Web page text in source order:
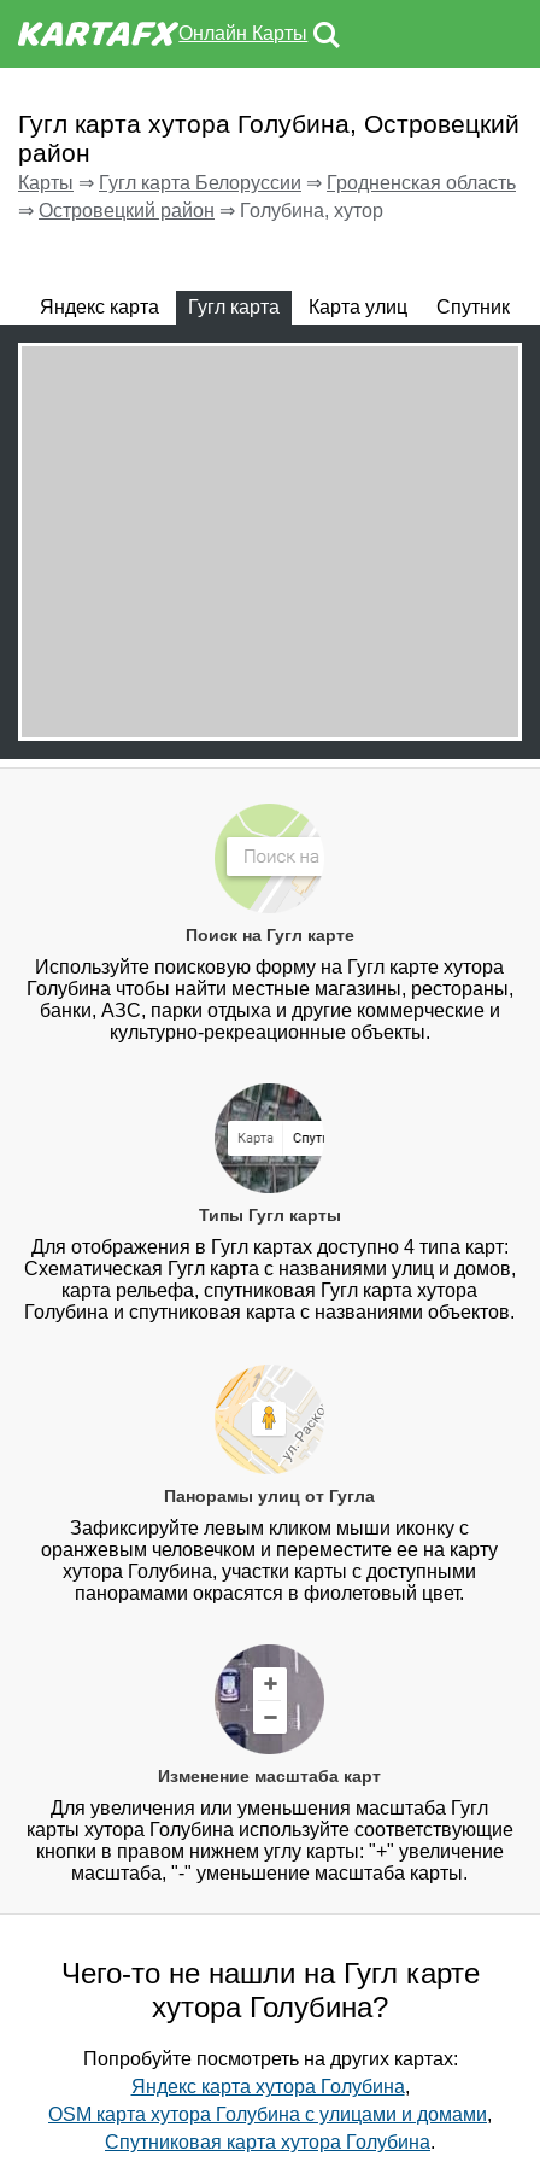
Онлайн Карты
Гугл карта хутора Голубина, Островецкий
район
Карты ⇒ Гугл карта Белоруссии ⇒ Гродненская область
⇒ Островецкий район ⇒ Голубина, хутор
Яндекс карта Гугл карта Карта улиц Спутник
Поиск на Гугл карте
Используйте поисковую форму на Гугл карте хутора
Голубина чтобы найти местные магазины, рестораны,
банки, АЗС, парки отдыха и другие коммерческие и
культурно-рекреационные объекты.
Типы Гугл карты
Для отображения в Гугл картах доступно 4 типа карт:
Схематическая Гугл карта с названиями улиц и домов,
карта рельефа, спутниковая Гугл карта хутора
Голубина и спутниковая карта с названиями объектов.
Панорамы улиц от Гугла
Зафиксируйте левым кликом мыши иконку с
оранжевым человечком и переместите ее на карту
хутора Голубина, участки карты с доступными
панорамами окрасятся в фиолетовый цвет.
Изменение масштаба карт
Для увеличения или уменьшения масштаба Гугл
карты хутора Голубина используйте соответствующие
кнопки в правом нижнем углу карты: "+" увеличение
масштаба, "-" уменьшение масштаба карты.
Чего-то не нашли на Гугл карте
хутора Голубина?
Попробуйте посмотреть на других картах:
Яндекс карта хутора Голубина,
OSM карта хутора Голубина с улицами и домами,
Спутниковая карта хутора Голубина.